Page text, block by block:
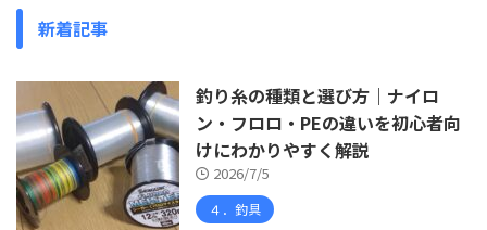
新着記事
釣り糸の種類と選び方｜ナイロ
ン・フロロ・PEの違いを初心者向
けにわかりやすく解説
2026/7/5
４．釣具